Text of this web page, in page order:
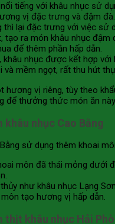
tiếng với khâu nhục sử
vị đặc trưng và đậm đà.
thì lại đặc trưng với việc sử
tạo ra món khâu nhục đậm
để thêm phần hấp dẫn.
khâu nhục được kết hợp với
và mềm ngọt, rất thu hút
hương vị riêng, tùy theo
để thưởng thức món ăn
khâu nhục Cao Bằng
sử dụng thêm khoai
môn đã thái mỏng dưới
như khâu nhục Lạng
tạo hương vị hấp dẫn.
thịt khâu nhục Hải